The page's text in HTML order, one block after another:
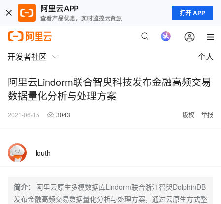
打开 APP
开发者社区 个人
阿里云Lindorm联合智臾科技发布金融高频交易
数据量化分析与处理方案
2021-06-15 3043 版权 举报
louth
简介：
阿里云原生多模数据库Lindorm联合浙江智臾DolphinDB
发布金融高频交易数据量化分析与处理方案，通过云原生方式整